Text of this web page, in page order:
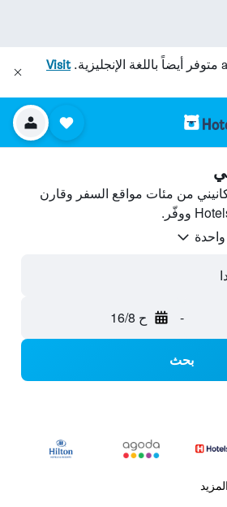
متوفر أيضاً باللغة الإنجليزية.Visit
من مئات مواقع السفر وقارن
- ح 16/8
بحث